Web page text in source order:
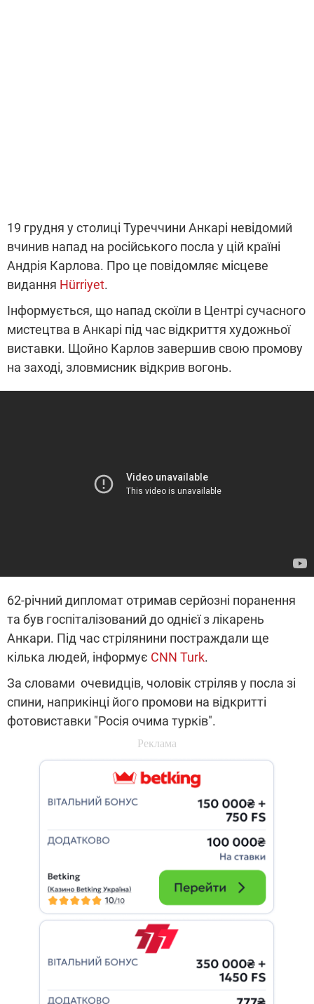
19 грудня у столиці Туреччини Анкарі невідомий
вчинив напад на російського посла у цій країні
Андрія Карлова. Про це повідомляє місцеве
видання Hürriyet.
Інформується, що напад скоїли в Центрі сучасного
мистецтва в Анкарі під час відкриття художньої
виставки. Щойно Карлов завершив свою промову
на заході, зловмисник відкрив вогонь.
62-річний дипломат отримав серйозні поранення
та був госпіталізований до однієї з лікарень
Анкари. Під час стрілянини постраждали ще
кілька людей, інформує CNN Turk.
За словами очевидців, чоловік стріляв у посла зі
спини, наприкінці його промови на відкритті
фотовиставки "Росія очима турків".